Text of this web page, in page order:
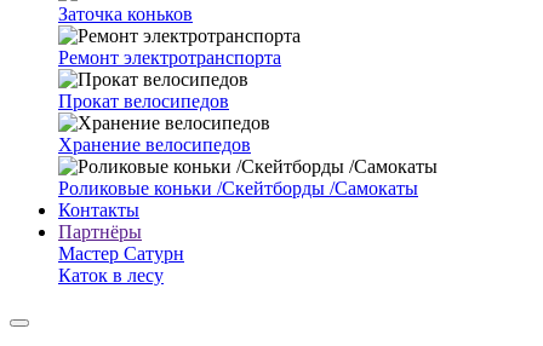
Заточка коньков
Ремонт электротранспорта
Прокат велосипедов
Хранение велосипедов
Роликовые коньки /Скейтборды /Самокаты
Контакты
Партнёры
Мастер Сатурн
Каток в лесу